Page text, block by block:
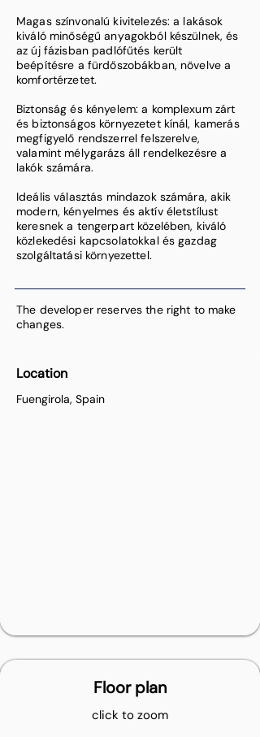
Magas színvonalú kivitelezés: a lakások
kiváló minőségű anyagokból készülnek, és
az új fázisban padlófűtés került
beépítésre a fürdőszobákban, növelve a
komfortérzetet. ​
Biztonság és kényelem: a komplexum zárt
és biztonságos környezetet kínál, kamerás
megfigyelő rendszerrel felszerelve,
valamint mélygarázs áll rendelkezésre a
lakók számára. ​
Ideális választás mindazok számára, akik
modern, kényelmes és aktív életstílust
keresnek a tengerpart közelében, kiváló
közlekedési kapcsolatokkal és gazdag
szolgáltatási környezettel.
The developer reserves the right to make
changes.
Location
Fuengirola, Spain
Floor plan
click to zoom